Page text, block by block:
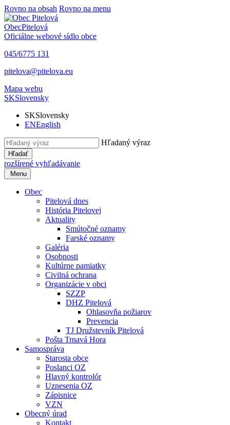
Rovno na obsah Rovno na menu
ObecPitelová
Oficiálne webové sídlo obce
045/6775 131
pitelova@pitelova.eu
Mapa webu
SKSlovensky
SKSlovensky
ENEnglish
Hľadaný výraz
Hľadať
rozšírené vyhľadávanie
Menu
Obec
Pitelová dnes
História Pitelovej
Aktuality
Smútočné oznamy
Farské oznamy
Galéria
Osobnosti
Kultúrne pamiatky
Civilná ochrana
Organizácie v obci
SZZP
DHZ Pitelová
Ohlasovňa požiarov
Prevencia
TJ Družstevník Pitelová
Pošta Trnavá Hora
Samospráva
Starosta obce
Poslanci OZ
Hlavný kontrolór
Uznesenia OZ
Zápisnice
VZN
Obecný úrad
Kontakt